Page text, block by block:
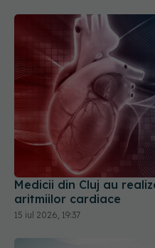
Medicii din Cluj au
aritmiilor cardiace
15 iul 2026, 19:37